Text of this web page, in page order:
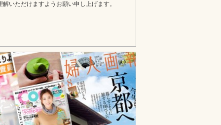
いただけますようお願い申し上げます。